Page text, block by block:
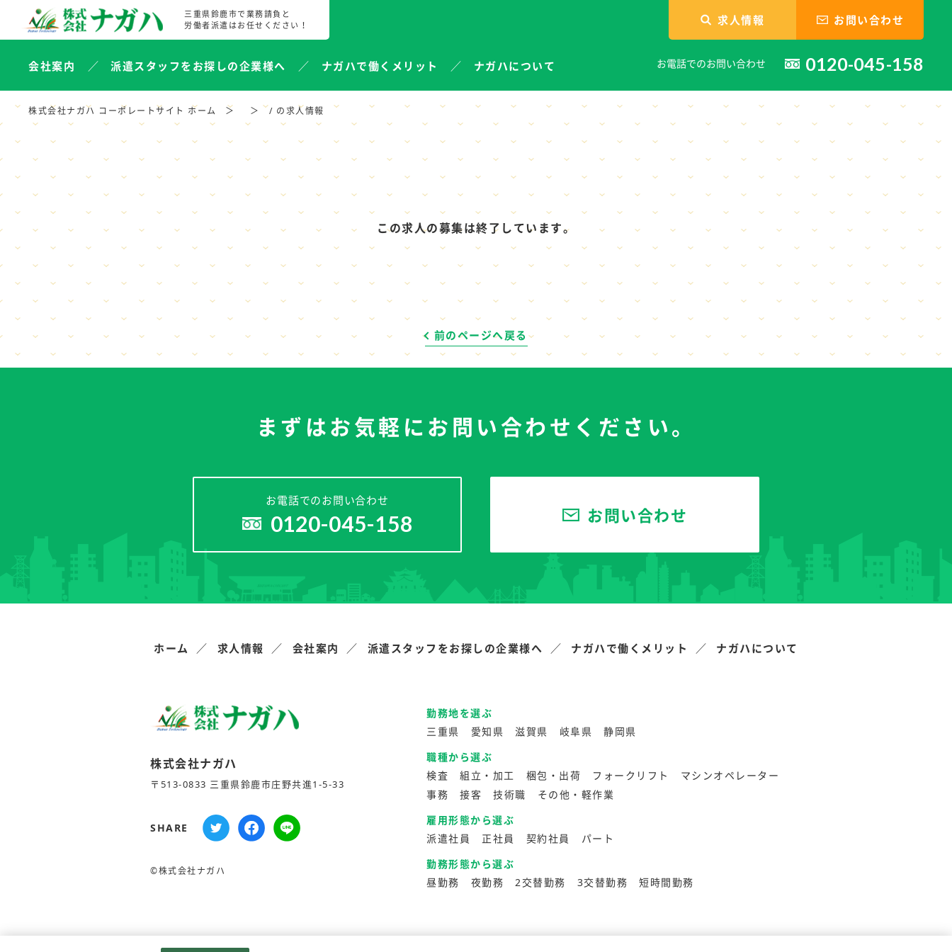
三重県鈴鹿市で業務請負と
労働者派遣はお任せください！
会社案内 派遣スタッフをお探しの企業様へ ナガハで働くメリット ナガハについて
求人情報 お問い合わせ
お電話でのお問い合わせ 0120-045-158
株式会社ナガハ コーポレートサイト ホーム / の求人情報
この求人の募集は終了しています。
前のページへ戻る
まずはお気軽にお問い合わせください。
お電話でのお問い合わせ
0120-045-158 お問い合わせ
ホーム 求人情報 会社案内 派遣スタッフをお探しの企業様へ ナガハで働くメリット ナガハについて
勤務地を選ぶ
三重県
愛知県 滋賀県 岐阜県
静岡県
職種から選ぶ
検査
組立・加工 梱包・出荷 フォークリフト
マシンオペレーター
事務
接客 技術職
その他・軽作業
雇用形態から選ぶ
派遣社員
正社員 契約社員
パート
勤務形態から選ぶ
昼勤務
夜勤務 2交替勤務 3交替勤務 短時間勤務
株式会社ナガハ
〒513-0833 三重県鈴鹿市庄野共進1-5-33
SHARE
©株式会社ナガハ